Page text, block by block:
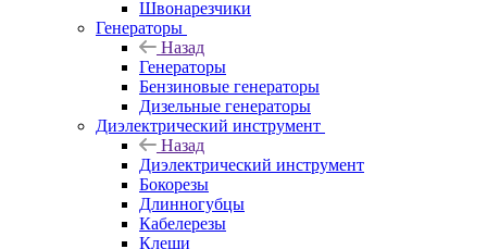
Швонарезчики
Генераторы
Назад
Генераторы
Бензиновые генераторы
Дизельные генераторы
Диэлектрический инструмент
Назад
Диэлектрический инструмент
Бокорезы
Длинногубцы
Кабелерезы
Клещи